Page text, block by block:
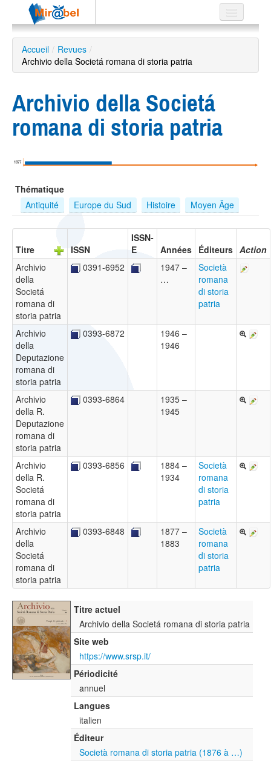
Le réseau
Soutien
avancée
ES
?
Accueil / Revues /
Archivio della Societá romana di storia patria
Archivio della Societá
romana di storia patria
1877
Thématique
Antiquité
Europe du Sud Histoire Moyen Âge
Titre ISSN
ISSN-
E
Années Éditeurs Action
Archivio
della
Societá
romana di
storia patria
0391-6952
1947 –
…
Società
romana
di storia
patria
Archivio
della
Deputazione
romana di
storia patria
0393-6872
1946 –
1946
Archivio
della R.
Deputazione
romana di
storia patria
0393-6864
1935 –
1945
Archivio
della R.
Societá
romana di
storia patria
0393-6856
1884 –
1934
Società
romana
di storia
patria
Archivio
della
Societá
romana di
storia patria
0393-6848
1877 –
1883
Società
romana
di storia
patria
Titre actuel
Archivio della Societá romana di storia patria
Site web
https://www.srsp.it/
Périodicité
annuel
Langues
italien
Éditeur
Società romana di storia patria (1876 à …)